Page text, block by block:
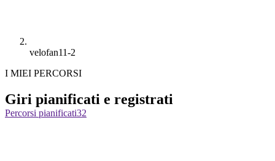
velofan11-2
I MIEI PERCORSI
Giri pianificati e registrati
Percorsi pianificati32